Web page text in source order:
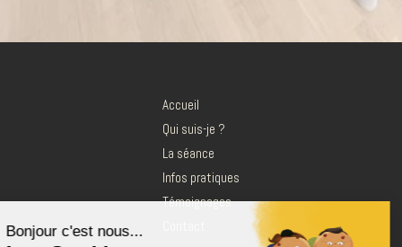
Accueil
Qui suis-je ?
La séance
Infos pratiques
Témoignages